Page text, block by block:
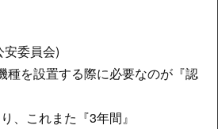
委員会)
種を設置する際に必要なのが『認
、これまた『3年間』